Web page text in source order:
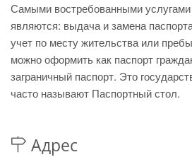
Самыми востребованными
являются: выдача и замена
учет по месту жительства или
можно оформить как паспорт
заграничный паспорт. Это
часто называют Паспортный стол.
Адрес